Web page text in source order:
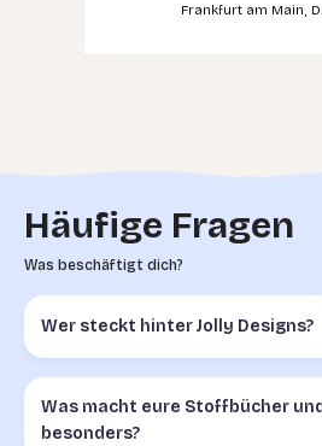
Frankfurt am Main,
Häufige Fragen
Was beschäftigt dich?
Wer steckt hinter Jolly Designs?
Was macht eure Stoffbücher
besonders?